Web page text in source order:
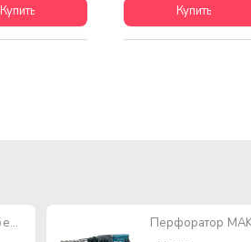
Купить Купить
Провод ПВС 2х2,5 (кабель медный многожильный)